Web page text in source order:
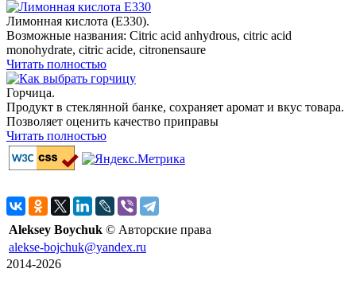
Лимонная кислота (E330).
Возможные названия: Citric acid anhydrous, citric acid
monohydrate, citric acide, citronensaure
Читать полностью
Горчица.
Продукт в стеклянной банке, сохраняет аромат и вкус товара.
Позволяет оценить качество приправы
Читать полностью
Aleksey Boychuk © Авторские права
alekse-bojchuk@yandex.ru
2014-2026